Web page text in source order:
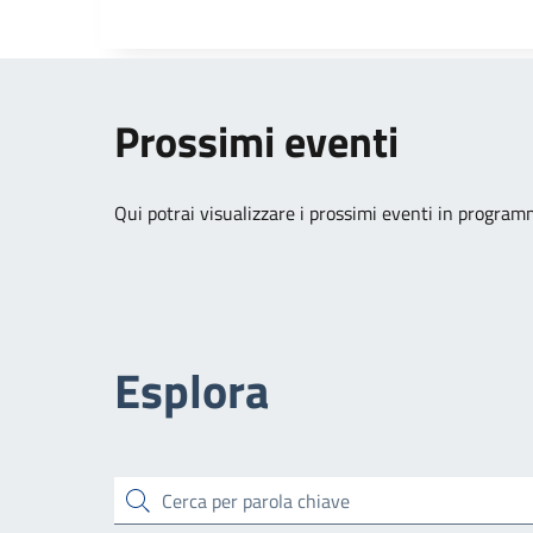
Prossimi eventi
Qui potrai visualizzare i prossimi eventi in
Esplora
cerca